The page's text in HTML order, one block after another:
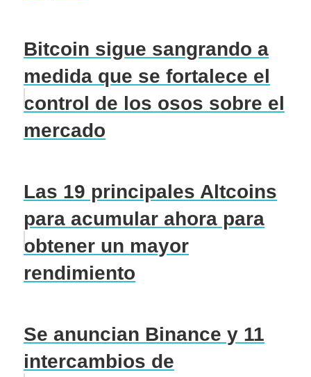
Bitcoin sigue sangrando a
medida que se fortalece el
control de los osos sobre el
mercado
Las 19 principales Altcoins
para acumular ahora para
obtener un mayor
rendimiento
Se anuncian Binance y 11
intercambios de